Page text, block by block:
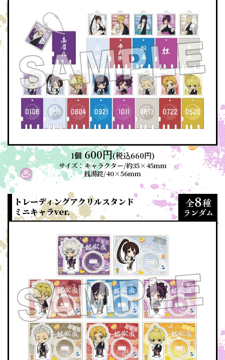
1個 600円(税込660円)
サイズ：キャラクター/約35×45mm
銭湯錠/40×56mm
トレーディングアクリルスタンド
ミニキャラver.